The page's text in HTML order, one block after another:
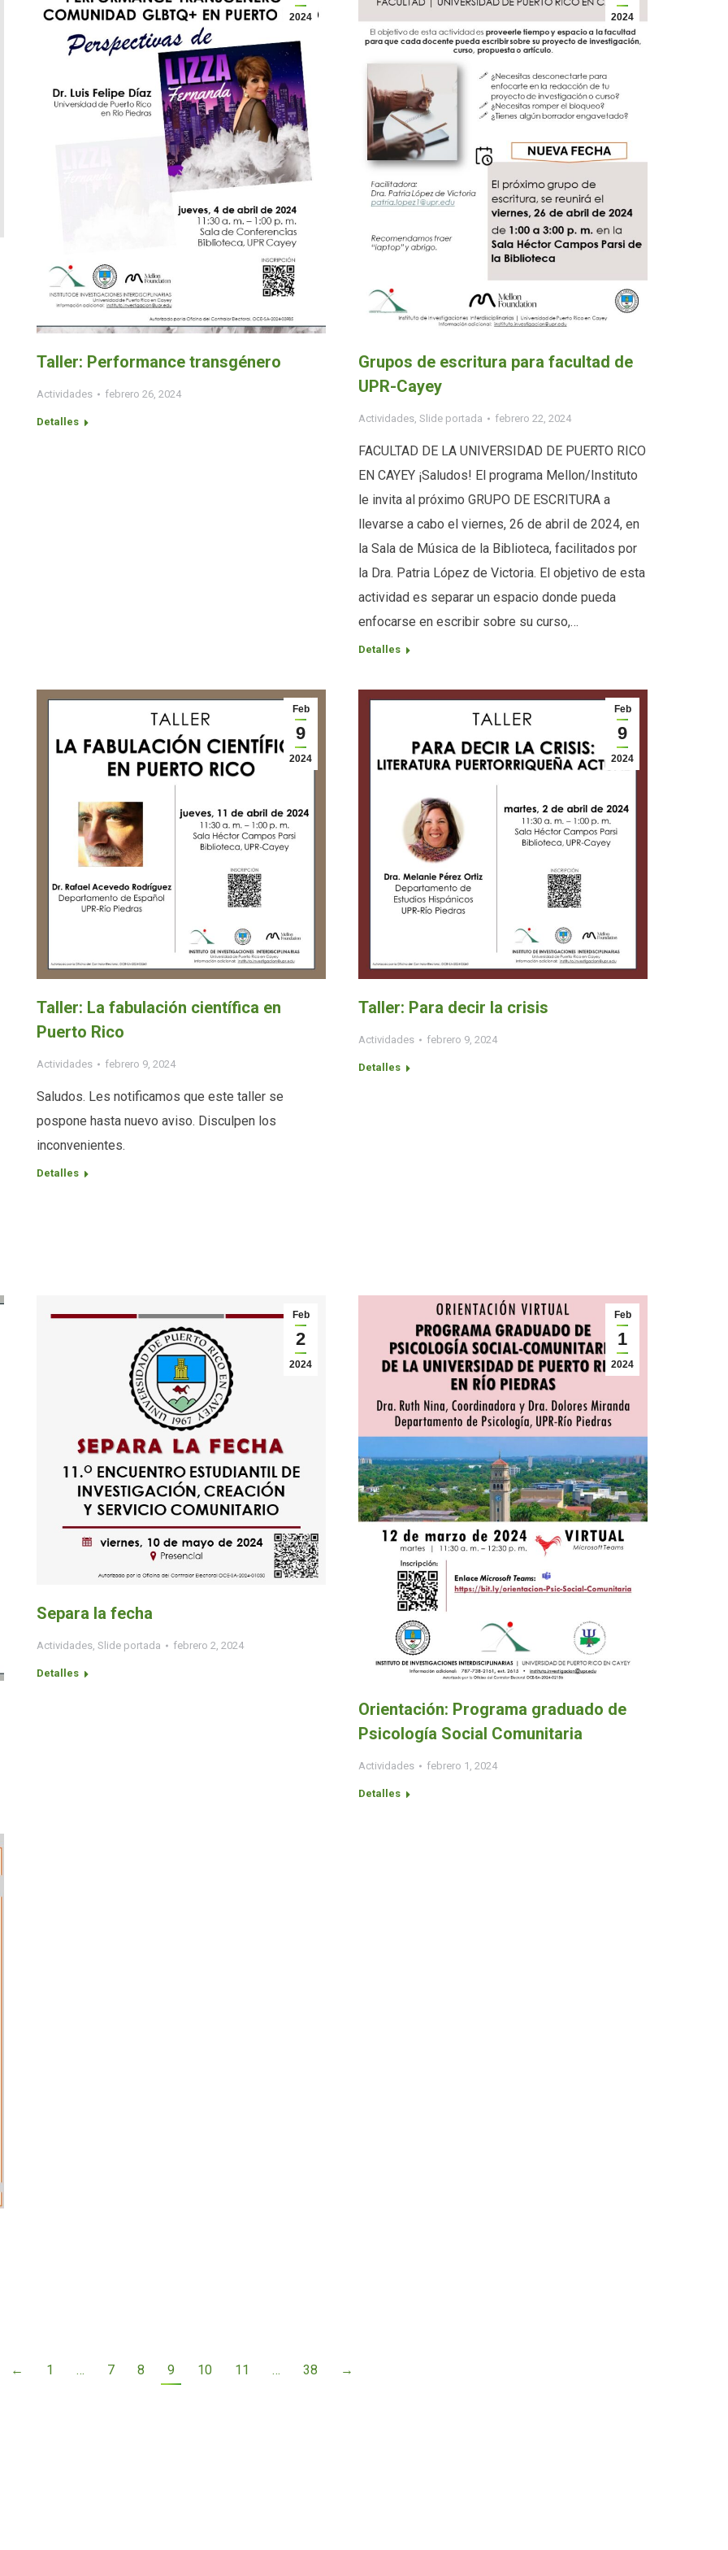
2024
Taller: Performance transgénero
Actividades febrero 26, 2024
Detalles
2024
Grupos de escritura para facultad de
UPR-Cayey
Actividades, Slide portada febrero 22, 2024
FACULTAD DE LA UNIVERSIDAD DE PUERTO RICO
EN CAYEY ¡Saludos! El programa Mellon/Instituto
le invita al próximo GRUPO DE ESCRITURA a
llevarse a cabo el viernes, 26 de abril de 2024, en
la Sala de Música de la Biblioteca, facilitados por
la Dra. Patria López de Victoria. El objetivo de esta
actividad es separar un espacio donde pueda
enfocarse en escribir sobre su curso,…
Detalles
Feb
9
2024
Taller: La fabulación científica en
Puerto Rico
Actividades febrero 9, 2024
Saludos. Les notificamos que este taller se
pospone hasta nuevo aviso. Disculpen los
inconvenientes.
Detalles
Feb
9
2024
Taller: Para decir la crisis
Actividades febrero 9, 2024
Detalles
Feb
2
2024
Separa la fecha
Actividades, Slide portada febrero 2, 2024
Detalles
Feb
1
2024
Orientación: Programa graduado de
Psicología Social Comunitaria
Actividades febrero 1, 2024
Detalles
← 1 … 7 8 9 10 11 … 38 →